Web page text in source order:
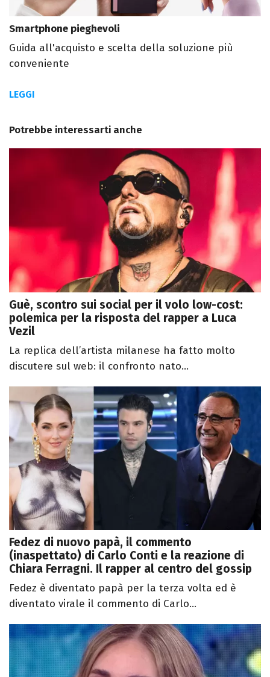
Smartphone pieghevoli
Guida all'acquisto e scelta della soluzione più
conveniente
LEGGI
Potrebbe interessarti anche
Guè, scontro sui social per il volo low-cost:
polemica per la risposta del rapper a Luca
Vezil
La replica dell’artista milanese ha fatto molto
discutere sul web: il confronto nato...
Fedez di nuovo papà, il commento
(inaspettato) di Carlo Conti e la reazione di
Chiara Ferragni. Il rapper al centro del gossip
Fedez è diventato papà per la terza volta ed è
diventato virale il commento di Carlo...